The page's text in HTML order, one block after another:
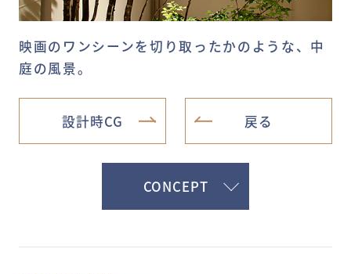
映画のワンシーンを切り取ったかのような、中
庭の風景。
設計時CG 戻る
CONCEPT